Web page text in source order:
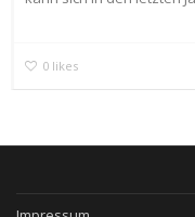
0 likes